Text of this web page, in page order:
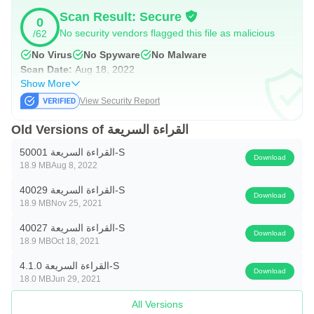
سيكون بمقدورك قراءة منشورات أكثر، والاطلاع بشكل أوسع
فوائد القراءة السريعة:
1. توفير الوقت.
2. تحصيل علمي أكبر.
مزايا التطبيق:
0
/62
Scan Result: Secure
No security vendors flagged this file as malicious
No Virus
No Spyware
No Malware
Scan Date: Aug 18, 2022
Show More
View Security Report
Old Versions of القراءة السريعة
القراءة السريعة 50001-S
18.9 MBAug 8, 2022
Download
القراءة السريعة 40029-S
18.9 MBNov 25, 2021
Download
القراءة السريعة 40027-S
18.9 MBOct 18, 2021
Download
القراءة السريعة 4.1.0-S
18.0 MBJun 29, 2021
Download
All Versions